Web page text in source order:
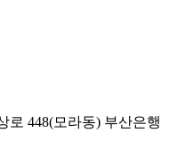
로 448(모라동) 부산은행